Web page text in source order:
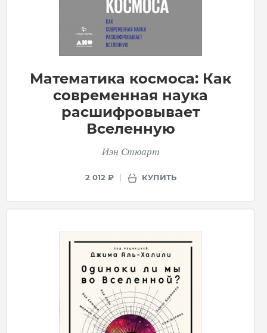
Математика космоса: Как
современная наука
расшифровывает
Вселенную
Иэн Стюарт
2 012 ₽ КУПИТЬ